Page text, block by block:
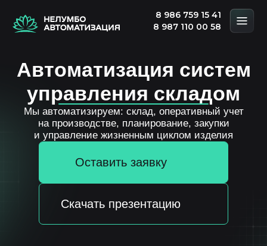
8 986 759 15 41
8 987 110 00 58
управления складом
Мы автоматизируем: склад, оперативный учет
на производстве, планирование, закупки
и управление жизненным циклом изделия
Оставить заявку